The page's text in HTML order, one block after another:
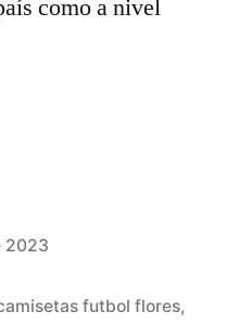
como a nivel
2023
futbol flores,